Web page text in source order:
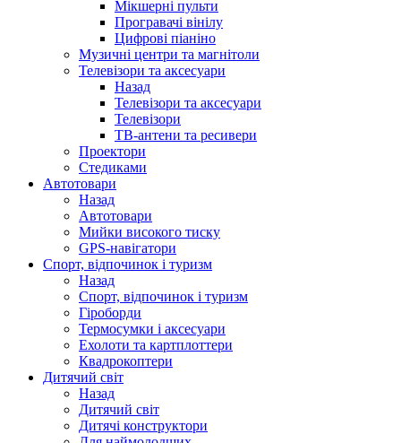
Мікшерні пульти
Програвачі вінілу
Цифрові піаніно
Музичні центри та магнітоли
Телевізори та аксесуари
Назад
Телевізори та аксесуари
Телевізори
ТВ-антени та ресивери
Проектори
Стедиками
Автотовари
Назад
Автотовари
Мийки високого тиску
GPS-навігатори
Спорт, відпочинок і туризм
Назад
Спорт, відпочинок і туризм
Гіроборди
Термосумки і аксесуари
Ехолоти та картплоттери
Квадрокоптери
Дитячий світ
Назад
Дитячий світ
Дитячі конструктори